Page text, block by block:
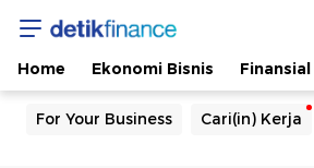
Home Ekonomi Bisnis Finansial
For Your Business Cari(in) Kerja